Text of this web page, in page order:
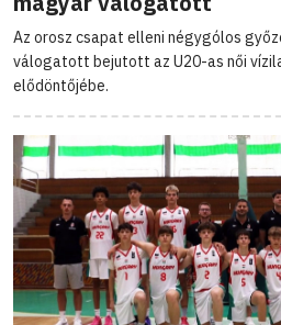
Az orosz csapat elleni négygólos
válogatott bejutott az U20-as női
elődöntőjébe.